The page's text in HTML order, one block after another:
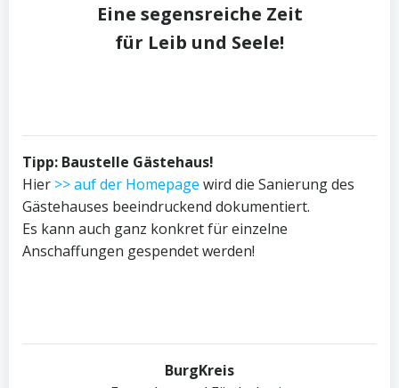
Eine segensreiche Zeit
für Leib und Seele!
Tipp: Baustelle Gästehaus!
Hier >> auf der Homepage wird die Sanierung des
Gästehauses beeindruckend dokumentiert.
Es kann auch ganz konkret für einzelne
Anschaffungen gespendet werden!
BurgKreis